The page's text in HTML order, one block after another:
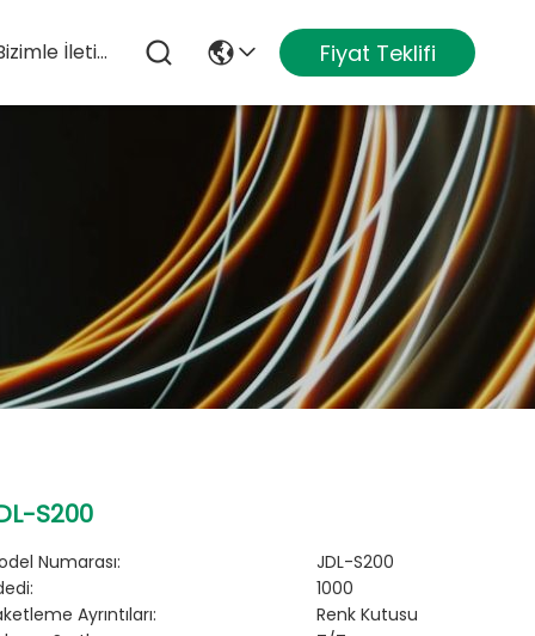
Bizimle İletişim Fiyat Teklifi
S200
Numarası:
JDL-S200
1000
Ayrıntıları:
Renk Kutusu